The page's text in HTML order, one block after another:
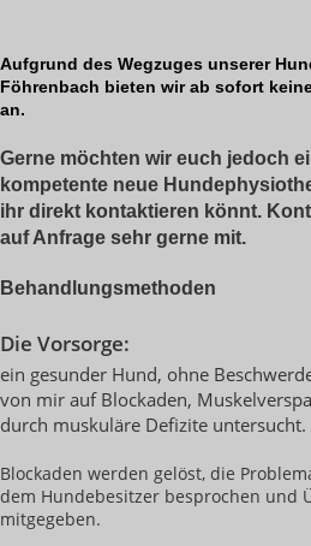
Aufgrund des Wegzuges unserer
Föhrenbach bieten wir ab sofort
an.
Gerne möchten wir euch jedoch
kompetente neue
ihr direkt kontaktieren könnt.
auf Anfrage sehr gerne mit.
Behandlungsmethoden
Die Vorsorge:
ein gesunder Hund, ohne
von mir auf Blockaden,
durch muskuläre Defizite untersucht.
Blockaden werden gelöst, die
dem Hundebesitzer besprochen und
mitgegeben.